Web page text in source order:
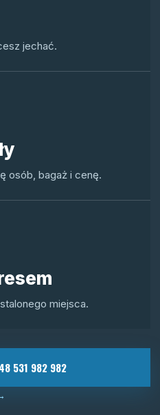
jechać.
osób, bagaż i cenę.
miejsca.
531 982 982